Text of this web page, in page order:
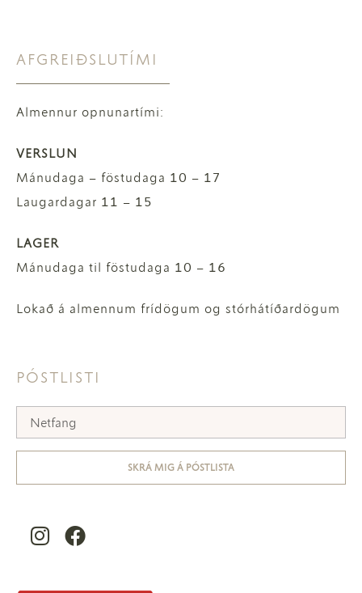
AFGREIÐSLUTÍMI
Almennur opnunartími:
VERSLUN
Mánudaga – föstudaga 10 – 17
Laugardagar 11 – 15
LAGER
Mánudaga til föstudaga 10 – 16
Lokað á almennum frídögum og stórhátíðardögum
PÓSTLISTI
SKRÁ MIG Á PÓSTLISTA